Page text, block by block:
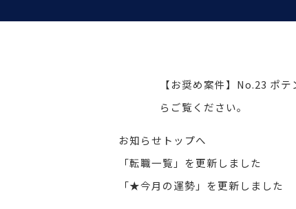
【お奨め案件】No.23 ポ
らご覧ください。
お知らせトップへ
「転職一覧」を更新しました
「★今月の運勢」を更新しました